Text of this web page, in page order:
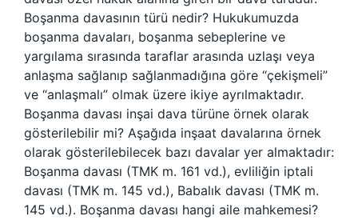
Boşanma davasının türü nedir? Hukukumuzda
boşanma davaları, boşanma sebeplerine ve
yargılama sırasında taraflar arasında uzlaşı veya
anlaşma sağlanıp sağlanmadığına göre “çekişmeli”
ve “anlaşmalı” olmak üzere ikiye ayrılmaktadır.
Boşanma davası inşai dava türüne örnek olarak
gösterilebilir mi? Aşağıda inşaat davalarına örnek
olarak gösterilebilecek bazı davalar yer almaktadır:
Boşanma davası (TMK m. 161 vd.), evliliğin iptali
davası (TMK m. 145 vd.), Babalık davası (TMK m.
145 vd.). Boşanma davası hangi aile mahkemesi?